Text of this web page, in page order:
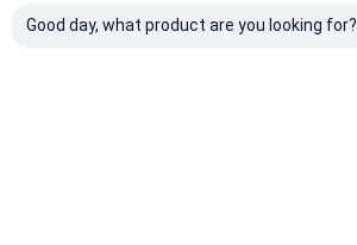
Good day, what product are you looking for?